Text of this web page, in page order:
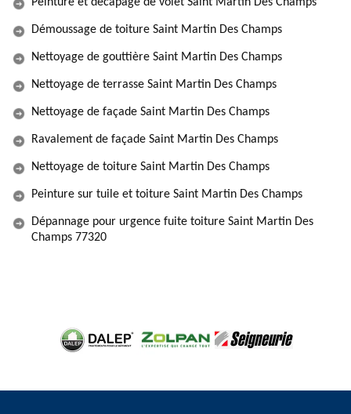
Démoussage de toiture Saint Martin Des Champs
Nettoyage de gouttière Saint Martin Des Champs
Nettoyage de terrasse Saint Martin Des Champs
Nettoyage de façade Saint Martin Des Champs
Ravalement de façade Saint Martin Des Champs
Nettoyage de toiture Saint Martin Des Champs
Peinture sur tuile et toiture Saint Martin Des Champs
Dépannage pour urgence fuite toiture Saint Martin Des
Champs 77320